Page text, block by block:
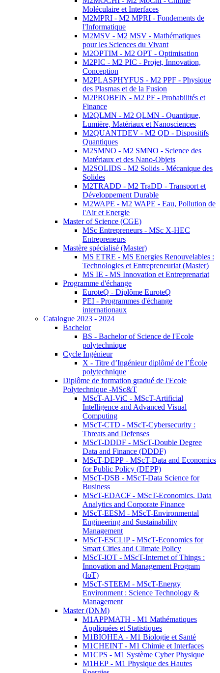
Moléculaire et Interfaces
M2MPRI - M2 MPRI - Fondements de
l'Informatique
M2MSV - M2 MSV - Mathématiques
pour les Sciences du Vivant
M2OPTIM - M2 OPT - Optimisation
M2PIC - M2 PIC - Projet, Innovation,
Conception
M2PLASPHYFUS - M2 PPF - Physique
des Plasmas et de la Fusion
M2PROBFIN - M2 PF - Probabilités et
Finance
M2QLMN - M2 QLMN - Quantique,
Lumière, Matériaux et Nanosciences
M2QUANTDEV - M2 QD - Dispositifs
Quantiques
M2SMNO - M2 SMNO - Science des
Matériaux et des Nano-Objets
M2SOLIDS - M2 Solids - Mécanique des
Solides
M2TRADD - M2 TraDD - Transport et
Développement Durable
M2WAPE - M2 WAPE - Eau, Pollution de
l'Air et Energie
Master of Science (CGE)
MSc Entrepreneurs - MSc X-HEC
Entrepreneurs
Mastère spécialisé (Master)
MS ETRE - MS Energies Renouvelables :
Technologies et Entrepreneuriat (Master)
MS IE - MS Innovation et Entreprenariat
Programme d'échange
EuroteQ - Diplôme EuroteQ
PEI - Programmes d'échange
internationaux
Catalogue 2023 - 2024
Bachelor
BS - Bachelor of Science de l'Ecole
polytechnique
Cycle Ingénieur
X - Titre d’Ingénieur diplômé de l’École
polytechnique
Diplôme de formation gradué de l'Ecole
Polytechnique -MSc&T
MScT-AI-ViC - MScT-Artificial
Intelligence and Advanced Visual
Computing
MScT-CTD - MScT-Cybersecurity :
Threats and Defenses
MScT-DDDF - MScT-Double Degree
Data and Finance (DDDF)
MScT-DEPP - MScT-Data and Economics
for Public Policy (DEPP)
MScT-DSB - MScT-Data Science for
Business
MScT-EDACF - MScT-Economics, Data
Analytics and Corporate Finance
MScT-EESM - MScT-Environmental
Engineering and Sustainability
Management
MScT-ESCLiP - MScT-Economics for
Smart Cities and Climate Policy
MScT-IOT - MScT-Internet of Things :
Innovation and Management Program
(IoT)
MScT-STEEM - MScT-Energy
Environment : Science Technology &
Management
Master (DNM)
M1APPMATH - M1 Mathématiques
Appliquées et Statistiques
M1BIOHEA - M1 Biologie et Santé
M1CHEINT - M1 Chimie et Interfaces
M1CPS - M1 Système Cyber Physique
M1HEP - M1 Physique des Hautes